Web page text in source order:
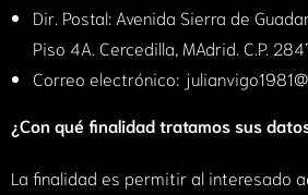
Dir. Postal: Avenida Sierra de
Piso 4A. Cercedilla, MAdrid. C.P.
Correo electrónico:
¿Con qué finalidad tratamos sus
La finalidad es permitir al interesado